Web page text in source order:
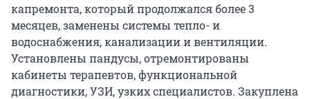
капремонта, который продолжался более 3
месяцев, заменены системы тепло- и
водоснабжения, канализации и вентиляции.
Установлены пандусы, отремонтированы
кабинеты терапевтов, функциональной
диагностики, УЗИ, узких специалистов. Закуплена